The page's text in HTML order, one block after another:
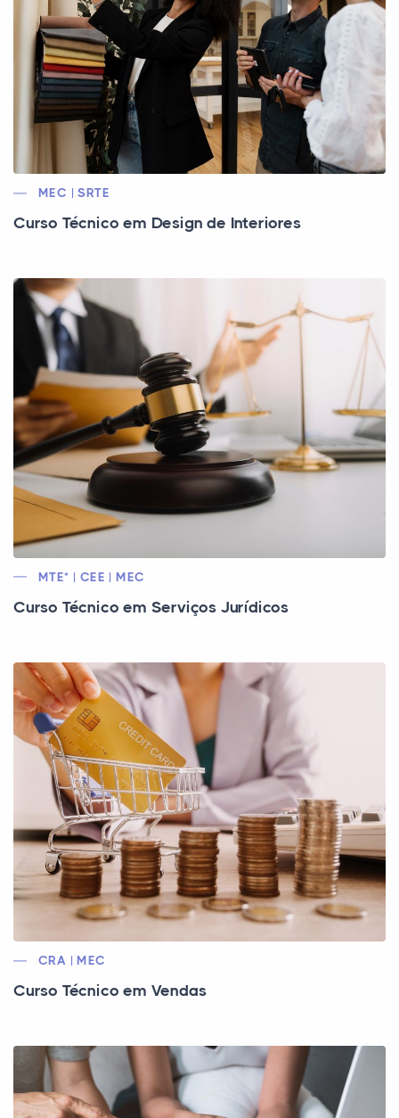
MEC | SRTE
Curso Técnico em Design de Interiores
MTE* | CEE | MEC
Curso Técnico em Serviços Jurídicos
CRA | MEC
Curso Técnico em Vendas